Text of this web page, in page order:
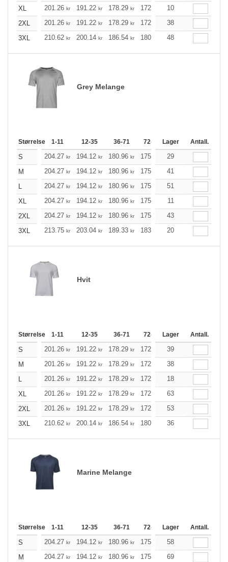
XL 201.26 kr 191.22 kr 178.29 kr 172.49 163.91
10
2XL
201.26 kr 191.22 kr 178.29 kr 172.49 163.91
38
3XL
210.62 kr 200.14 kr 186.54 kr 180.52 171.49
48
Grey Melange
Størrelse 1-11 12-35 36-71 72-143 144-287
Lager Antall.
S 204.27 kr 194.12 kr 180.96 kr 175.17 166.36
29
M
204.27 kr 194.12 kr 180.96 kr 175.17 166.36
41
L
204.27 kr 194.12 kr 180.96 kr 175.17 166.36
51
XL
204.27 kr 194.12 kr 180.96 kr 175.17 166.36
11
2XL
204.27 kr 194.12 kr 180.96 kr 175.17 166.36
43
3XL
213.75 kr 203.04 kr 189.33 kr 183.19 174.05
20
Hvit
Størrelse 1-11 12-35 36-71 72-143 144-287
Lager Antall.
S 201.26 kr 191.22 kr 178.29 kr 172.49 163.91
39
M
201.26 kr 191.22 kr 178.29 kr 172.49 163.91
38
L
201.26 kr 191.22 kr 178.29 kr 172.49 163.91
18
XL
201.26 kr 191.22 kr 178.29 kr 172.49 163.91
63
2XL
201.26 kr 191.22 kr 178.29 kr 172.49 163.91
53
3XL
210.62 kr 200.14 kr 186.54 kr 180.52 171.49
36
Marine Melange
Størrelse 1-11 12-35 36-71 72-143 144-287
Lager Antall.
S 204.27 kr 194.12 kr 180.96 kr 175.17 166.36
58
M
204.27 kr 194.12 kr 180.96 kr 175.17 166.36
69